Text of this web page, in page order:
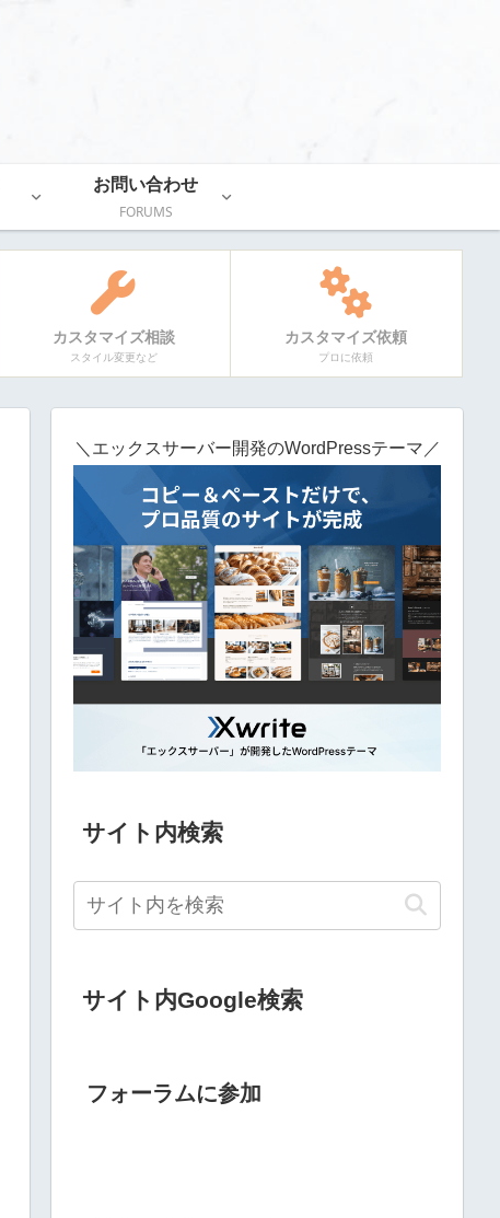
お問い合わせ
FORUMS
カスタマイズ相談
スタイル変更など
カスタマイズ依頼
プロに依頼
＼エックスサーバー開発のWordPressテーマ／
サイト内検索
サイト内Google検索
フォーラムに参加